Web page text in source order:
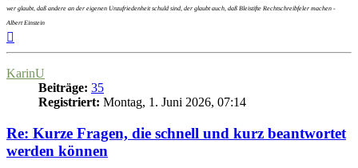
wer glaubt, daß andere an der eigenen Unzufriedenheit schuld sind, der glaubt auch, daß Bleistifte Rechtschreibfeler machen -
Albert Einstein
KarinU
Beiträge: 35
Registriert: Montag, 1. Juni 2026, 07:14
Re: Kurze Fragen, die schnell und kurz beantwortet
werden können